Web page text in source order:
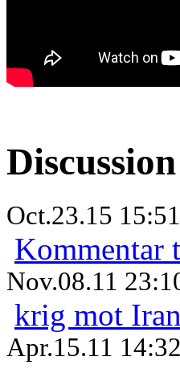
Discussion
Oct.23.15
Kommentar
Nov.08.11
krig mot
Apr.15.11